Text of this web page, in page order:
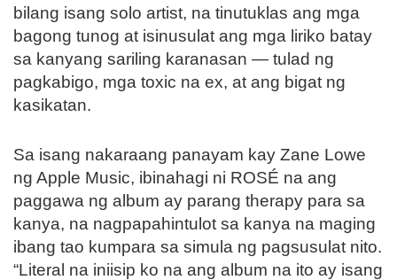
bilang isang solo artist, na tinutuklas ang mga
bagong tunog at isinusulat ang mga liriko batay
sa kanyang sariling karanasan — tulad ng
pagkabigo, mga toxic na ex, at ang bigat ng
kasikatan.
Sa isang nakaraang panayam kay Zane Lowe
ng Apple Music, ibinahagi ni ROSÉ na ang
paggawa ng album ay parang therapy para sa
kanya, na nagpapahintulot sa kanya na maging
ibang tao kumpara sa simula ng pagsusulat nito.
“Literal na iniisip ko na ang album na ito ay isang